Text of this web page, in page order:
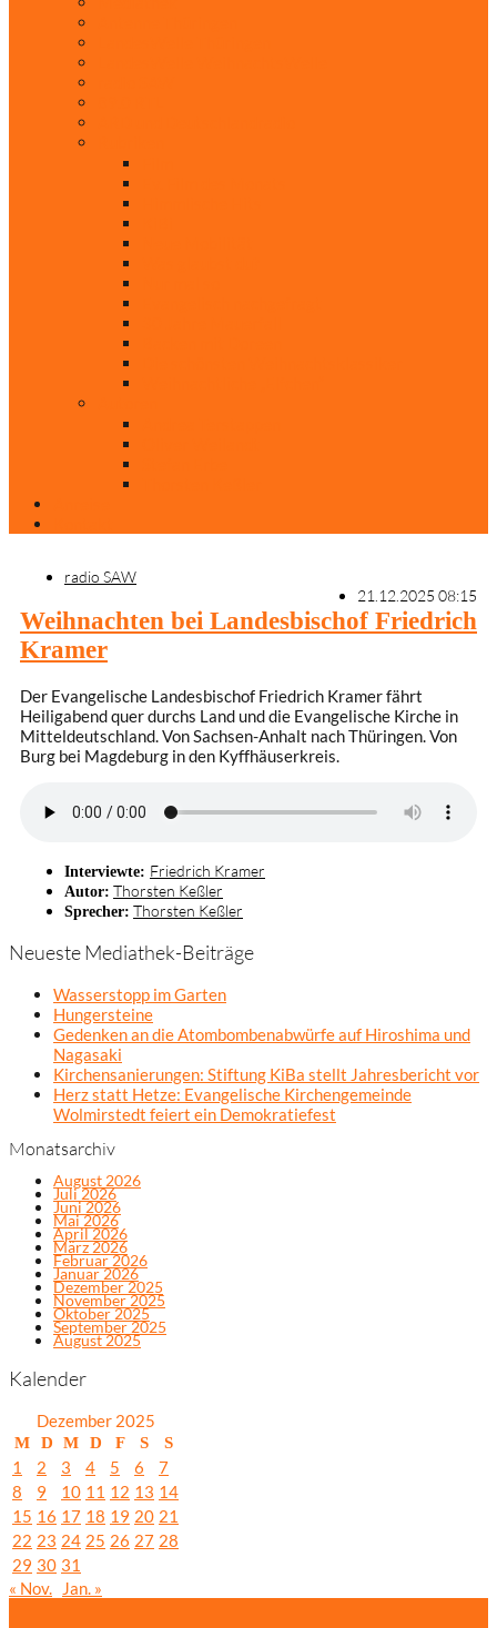
radio SAW
21.12.2025 08:15
Weihnachten bei Landesbischof Friedrich
Kramer
Der Evangelische Landesbischof Friedrich Kramer fährt
Heiligabend quer durchs Land und die Evangelische Kirche in
Mitteldeutschland. Von Sachsen-Anhalt nach Thüringen. Von
Burg bei Magdeburg in den Kyffhäuserkreis.
Interviewte: Friedrich Kramer
Autor: Thorsten Keßler
Sprecher: Thorsten Keßler
Neueste Mediathek-Beiträge
Wasserstopp im Garten
Hungersteine
Gedenken an die Atombombenabwürfe auf Hiroshima und
Nagasaki
Kirchensanierungen: Stiftung KiBa stellt Jahresbericht vor
Herz statt Hetze: Evangelische Kirchengemeinde
Wolmirstedt feiert ein Demokratiefest
Monatsarchiv
August 2026
Juli 2026
Juni 2026
Mai 2026
April 2026
März 2026
Februar 2026
Januar 2026
Dezember 2025
November 2025
Oktober 2025
September 2025
August 2025
Kalender
Dezember 2025
M D M D F S S
1 2 3 4 5 6
7
8
9 10 11 12 13 14
15 16 17 18 19 20 21
22 23 24 25 26 27 28
29 30 31
« Nov.
Jan. »